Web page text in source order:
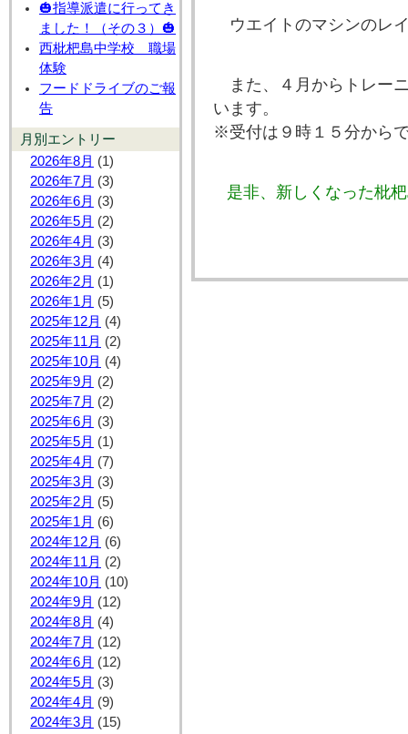
🎃指導派遣に行ってき
ました！（その３）🎃
西枇杷島中学校 職場
体験
フードドライブのご報
告
月別エントリー
2026年8月 (1)
2026年7月 (3)
2026年6月 (3)
2026年5月 (2)
2026年4月 (3)
2026年3月 (4)
2026年2月 (1)
2026年1月 (5)
2025年12月 (4)
2025年11月 (2)
2025年10月 (4)
2025年9月 (2)
2025年7月 (2)
2025年6月 (3)
2025年5月 (1)
2025年4月 (7)
2025年3月 (3)
2025年2月 (5)
2025年1月 (6)
2024年12月 (6)
2024年11月 (2)
2024年10月 (10)
2024年9月 (12)
2024年8月 (4)
2024年7月 (12)
2024年6月 (12)
2024年5月 (3)
2024年4月 (9)
2024年3月 (15)
ウエイトのマシンのレ
また、４月からトレー
います。
※受付は９時１５分から
是非、新しくなった枇